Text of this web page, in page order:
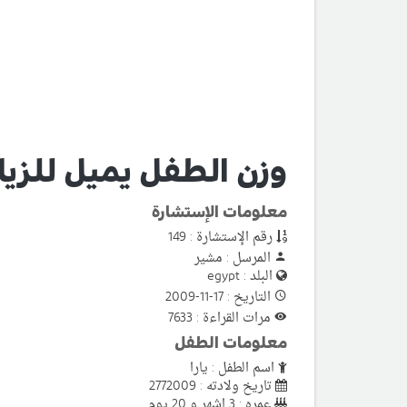
وزن الطفل يميل
معلومات الإستشارة
رقم الإستشارة : 149
المرسل : مشير
البلد : egypt
التاريخ : 17-11-2009
مرات القراءة : 7633
معلومات الطفل
اسم الطفل : يارا
تاريخ ولادته : 2772009